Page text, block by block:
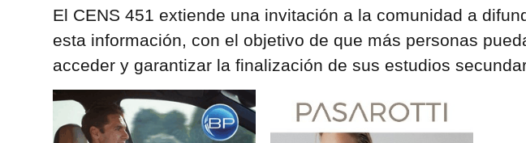
El CENS 451 extiende una invitación a la comunidad a
esta información, con el objetivo de que más personas
acceder y garantizar la finalización de sus estudios